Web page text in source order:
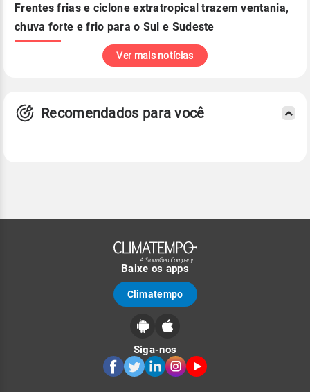
Frentes frias e ciclone extratropical trazem ventania,
chuva forte e frio para o Sul e Sudeste
Ver mais notícias
Recomendados para você
Baixe os apps
Climatempo
Siga-nos